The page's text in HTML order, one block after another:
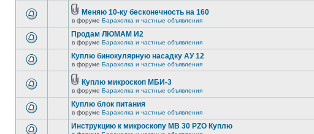
Меняю 10-ку бесконечность на 160
в форуме Барахолка и частные объявления
Продам ЛЮМАМ И2
в форуме Барахолка и частные объявления
Куплю бинокулярную насадку АУ 12
в форуме Барахолка и частные объявления
Куплю микроскоп МБИ-3
в форуме Барахолка и частные объявления
Куплю блок питания
в форуме Барахолка и частные объявления
Инструкцию к микроскопу MB 30 PZO Куплю